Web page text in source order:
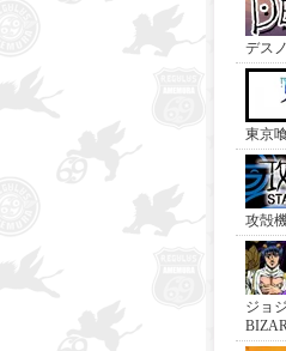
デス
東京
攻殻
ジョ